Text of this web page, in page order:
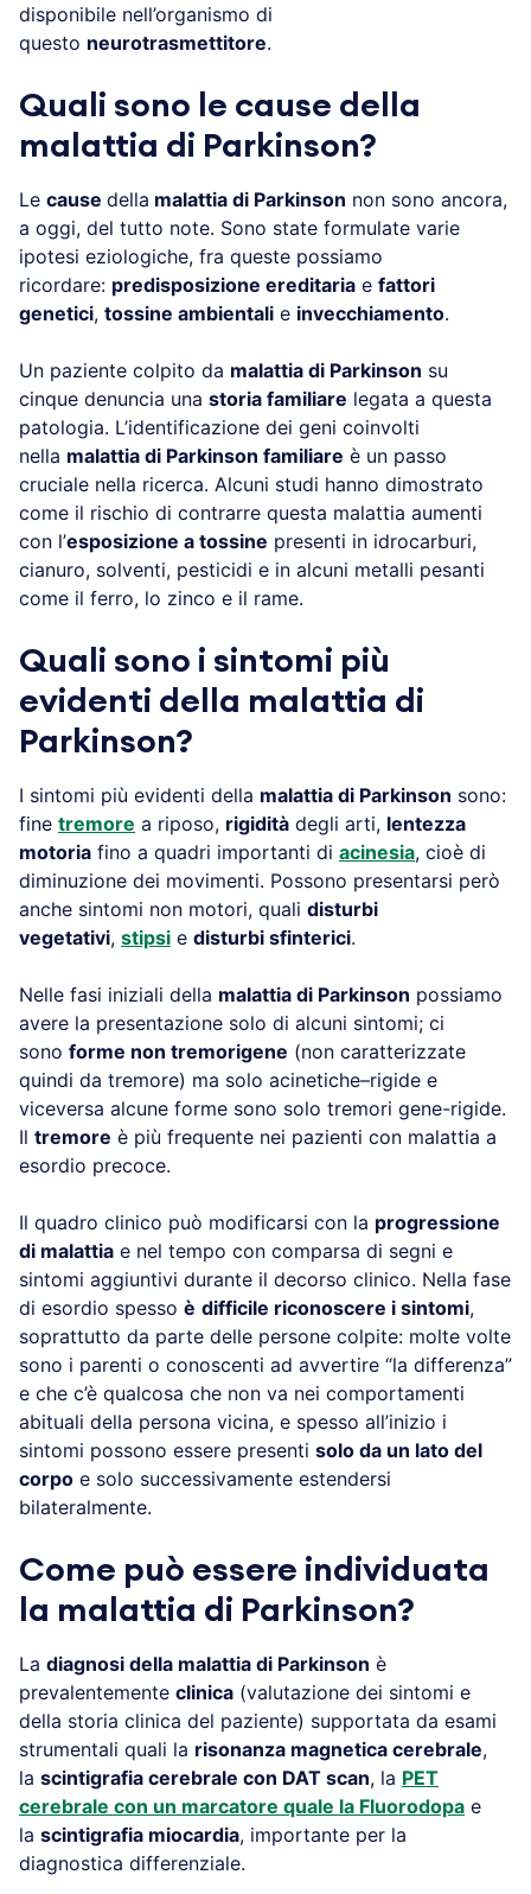
disponibile nell’organismo di
questo neurotrasmettitore.
Quali sono le cause della
malattia di Parkinson?
Le cause della malattia di Parkinson non sono ancora,
a oggi, del tutto note. Sono state formulate varie
ipotesi eziologiche, fra queste possiamo
ricordare: predisposizione ereditaria e fattori
genetici, tossine ambientali e invecchiamento.
Un paziente colpito da malattia di Parkinson su
cinque denuncia una storia familiare legata a questa
patologia. L’identificazione dei geni coinvolti
nella malattia di Parkinson familiare è un passo
cruciale nella ricerca. Alcuni studi hanno dimostrato
come il rischio di contrarre questa malattia aumenti
con l’esposizione a tossine presenti in idrocarburi,
cianuro, solventi, pesticidi e in alcuni metalli pesanti
come il ferro, lo zinco e il rame.
Quali sono i sintomi più
evidenti della malattia di
Parkinson?
I sintomi più evidenti della malattia di Parkinson sono:
fine tremore a riposo, rigidità degli arti, lentezza
motoria fino a quadri importanti di acinesia, cioè di
diminuzione dei movimenti. Possono presentarsi però
anche sintomi non motori, quali disturbi
vegetativi, stipsi e disturbi sfinterici.
Nelle fasi iniziali della malattia di Parkinson possiamo
avere la presentazione solo di alcuni sintomi; ci
sono forme non tremorigene (non caratterizzate
quindi da tremore) ma solo acinetiche–rigide e
viceversa alcune forme sono solo tremori gene-rigide.
Il tremore è più frequente nei pazienti con malattia a
esordio precoce.
Il quadro clinico può modificarsi con la progressione
di malattia e nel tempo con comparsa di segni e
sintomi aggiuntivi durante il decorso clinico. Nella fase
di esordio spesso è difficile riconoscere i sintomi,
soprattutto da parte delle persone colpite: molte volte
sono i parenti o conoscenti ad avvertire “la differenza”
e che c’è qualcosa che non va nei comportamenti
abituali della persona vicina, e spesso all’inizio i
sintomi possono essere presenti solo da un lato del
corpo e solo successivamente estendersi
bilateralmente.
Come può essere individuata
la malattia di Parkinson?
La diagnosi della malattia di Parkinson è
prevalentemente clinica (valutazione dei sintomi e
della storia clinica del paziente) supportata da esami
strumentali quali la risonanza magnetica cerebrale,
la scintigrafia cerebrale con DAT scan, la PET
cerebrale con un marcatore quale la Fluorodopa e
la scintigrafia miocardia, importante per la
diagnostica differenziale.